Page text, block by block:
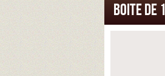
BOITE DE